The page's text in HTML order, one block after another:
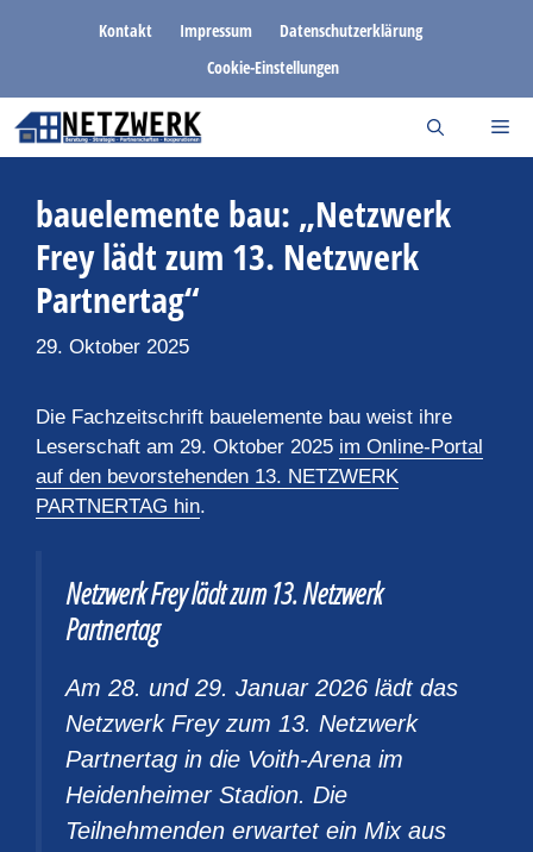
Kontakt Impressum
Datenschutzerklärung
Cookie-Einstellungen
bauelemente bau: „Netzwerk
Frey lädt zum 13. Netzwerk
Partnertag“
29. Oktober 2025
Die Fachzeitschrift bauelemente bau weist ihre
Leserschaft am 29. Oktober 2025 im Online-Portal
auf den bevorstehenden 13. NETZWERK
PARTNERTAG hin.
Netzwerk Frey lädt zum 13. Netzwerk
Partnertag
Am 28. und 29. Januar 2026 lädt das
Netzwerk Frey zum 13. Netzwerk
Partnertag in die Voith-Arena im
Heidenheimer Stadion. Die
Teilnehmenden erwartet ein Mix aus